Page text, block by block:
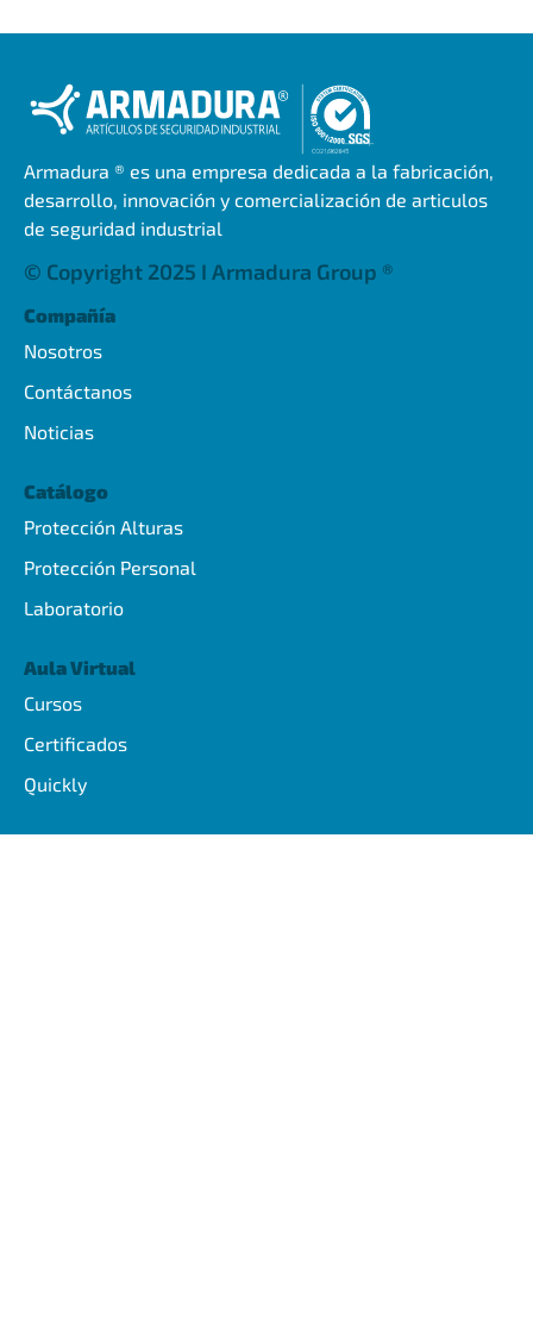
Armadura ® es una empresa dedicada a la fabricación,
desarrollo, innovación y comercialización de articulos
de seguridad industrial
© Copyright 2025 I Armadura Group ®
Compañía
Nosotros
Contáctanos
Noticias
Catálogo
Protección Alturas
Protección Personal
Laboratorio
Aula Virtual
Cursos
Certificados
Quickly